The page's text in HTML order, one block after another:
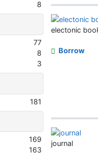
electonic
Borrow
journal
8
77
8
3
181
169
163